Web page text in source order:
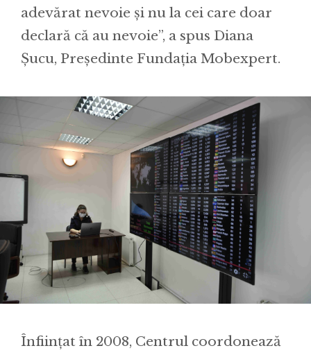
adevărat nevoie și nu la cei care doar
declară că au nevoie”, a spus Diana
Șucu, Președinte Fundația Mobexpert.
Înființat în 2008, Centrul coordonează